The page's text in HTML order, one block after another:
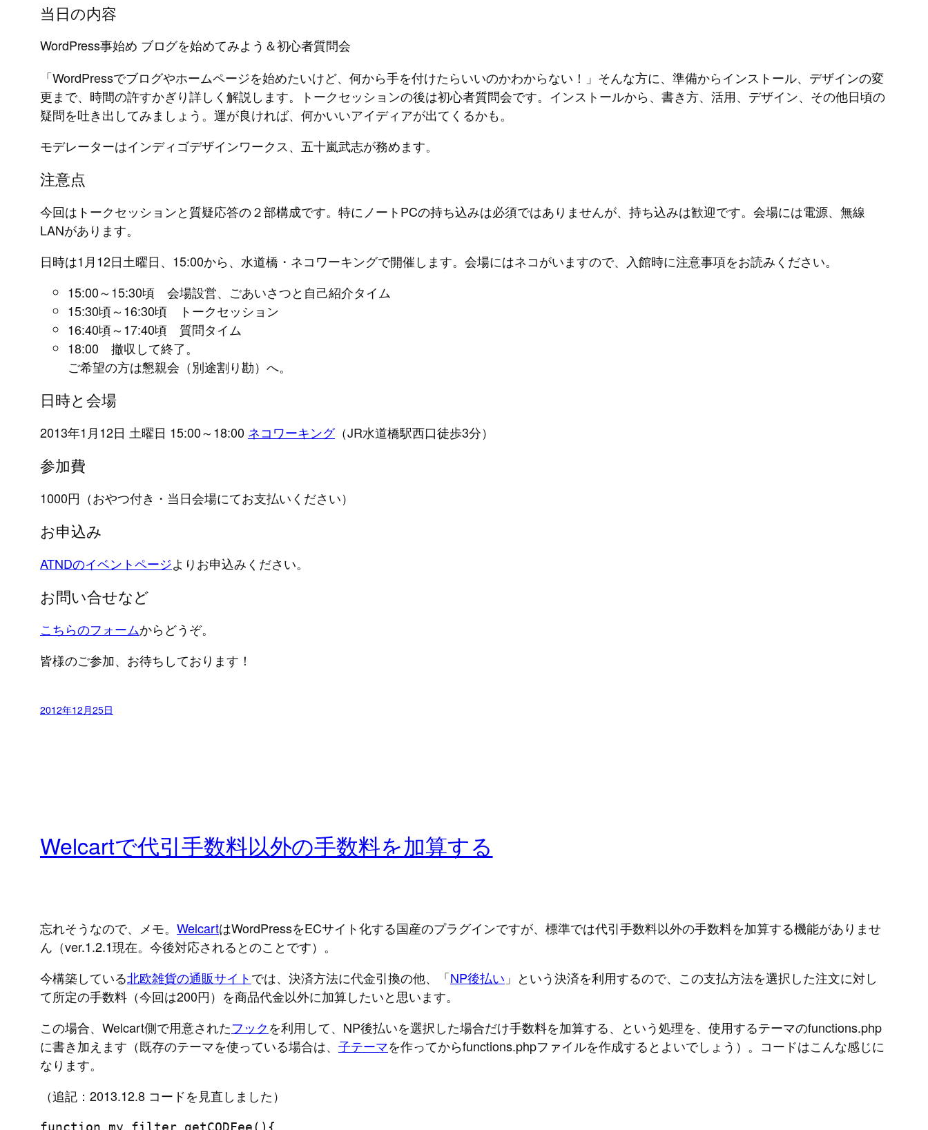
当日の内容
WordPress事始め ブログを始めてみよう＆初心者質問会
「WordPressでブログやホームページを始めたいけど、何から手を付けたらいいのかわからない！」そんな方に、準備からインストール、デザインの変
更まで、時間の許すかぎり詳しく解説します。トークセッションの後は初心者質問会です。インストールから、書き方、活用、デザイン、その他日頃の
疑問を吐き出してみましょう。運が良ければ、何かいいアイディアが出てくるかも。
モデレーターはインディゴデザインワークス、五十嵐武志が務めます。
注意点
今回はトークセッションと質疑応答の２部構成です。特にノートPCの持ち込みは必須ではありませんが、持ち込みは歓迎です。会場には電源、無線
LANがあります。
日時は1月12日土曜日、15:00から、水道橋・ネコワーキングで開催します。会場にはネコがいますので、入館時に注意事項をお読みください。
15:00～15:30頃 会場設営、ごあいさつと自己紹介タイム
15:30頃～16:30頃 トークセッション
16:40頃～17:40頃 質問タイム
18:00 撤収して終了。
ご希望の方は懇親会（別途割り勘）へ。
日時と会場
2013年1月12日 土曜日 15:00～18:00 ネコワーキング（JR水道橋駅西口徒歩3分）
参加費
1000円（おやつ付き・当日会場にてお支払いください）
お申込み
ATNDのイベントページよりお申込みください。
お問い合せなど
こちらのフォームからどうぞ。
皆様のご参加、お待ちしております！
2012年12月25日
Welcartで代引手数料以外の手数料を加算する
忘れそうなので、メモ。 WelcartはWordPressをECサイト化する国産のプラグインですが、標準では代引手数料以外の手数料を加算する機能がありませ
ん（ver.1.2.1現在。今後対応されるとのことです）。
今構築している北欧雑貨の通販サイトでは、決済方法に代金引換の他、「NP後払い 」という決済を利用するので、この支払方法を選択した注文に対し
て所定の手数料（今回は200円）を商品代金以外に加算したいと思います。
この場合、Welcart側で用意されたフックを利用して、NP後払いを選択した場合だけ手数料を加算する、という処理を、使用するテーマのfunctions.php
に書き加えます（既存のテーマを使っている場合は、 子テーマを作ってからfunctions.phpファイルを作成するとよいでしょう）。コードはこんな感じに
なります。
（追記：2013.12.8 コードを見直しました）